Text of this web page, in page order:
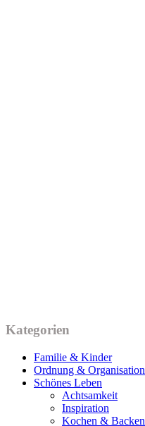
Kategorien
Familie & Kinder
Ordnung & Organisation
Schönes Leben
Achtsamkeit
Inspiration
Kochen & Backen